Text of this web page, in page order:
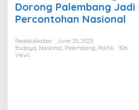
s
i
a
e
-
Dorong Palembang Jadi
Percontohan Nasional
Redaksikabar
June 20, 2025
Budaya, Nasional, Palembang, Politik
306
Views